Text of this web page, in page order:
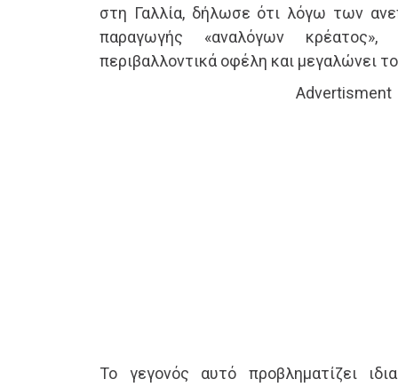
στη Γαλλία, δήλωσε ότι λόγω των
παραγωγής «αναλόγων
περιβαλλοντικά οφέλη και μεγαλώνει
Advertisment
Το γεγονός αυτό προβληματίζει